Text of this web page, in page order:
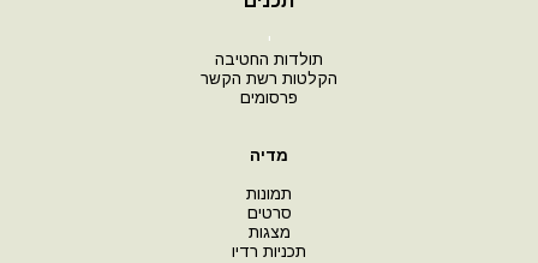
י
תולדות החטיבה
הקלטות רשת הקשר
פרסומים
מדיה
תמונות
סרטים
מצגות
תכניות רדיו